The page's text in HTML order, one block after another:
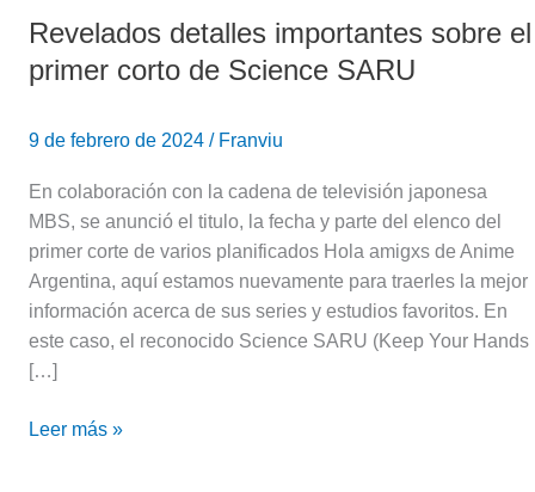
Revelados detalles importantes sobre el
primer corto de Science SARU
9 de febrero de 2024 / Franviu
En colaboración con la cadena de televisión japonesa
MBS, se anunció el titulo, la fecha y parte del elenco del
primer corte de varios planificados Hola amigxs de Anime
Argentina, aquí estamos nuevamente para traerles la mejor
información acerca de sus series y estudios favoritos. En
este caso, el reconocido Science SARU (Keep Your Hands
[…]
Leer más »